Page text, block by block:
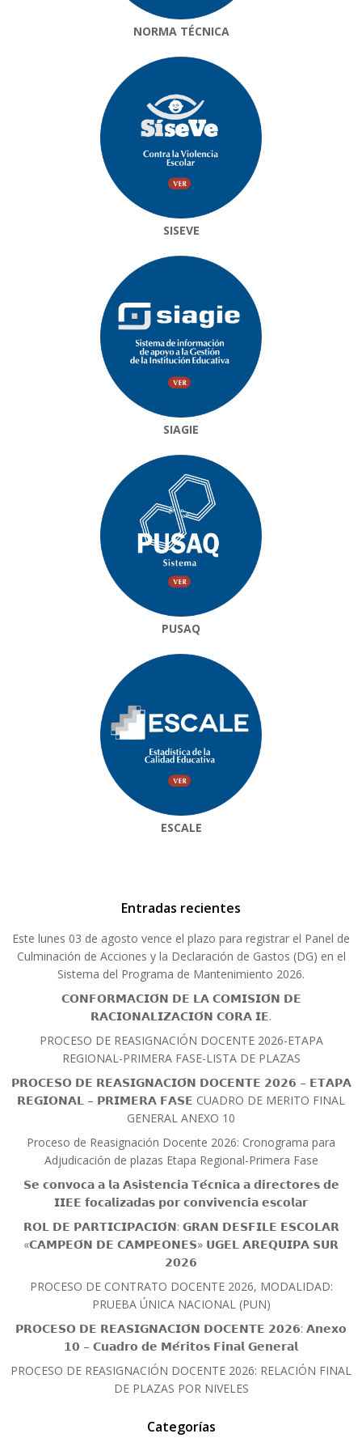
NORMA TÉCNICA
SISEVE
SIAGIE
PUSAQ
ESCALE
Entradas recientes
Este lunes 03 de agosto vence el plazo para registrar el Panel de
Culminación de Acciones y la Declaración de Gastos (DG) en el
Sistema del Programa de Mantenimiento 2026.
𝗖𝗢𝗡𝗙𝗢𝗥𝗠𝗔𝗖𝗜𝗢́𝗡 𝗗𝗘 𝗟𝗔 𝗖𝗢𝗠𝗜𝗦𝗜𝗢́𝗡 𝗗𝗘
𝗥𝗔𝗖𝗜𝗢𝗡𝗔𝗟𝗜𝗭𝗔𝗖𝗜𝗢́𝗡 𝗖𝗢𝗥𝗔 𝗜𝗘.
PROCESO DE REASIGNACIÓN DOCENTE 2026-ETAPA
REGIONAL-PRIMERA FASE-LISTA DE PLAZAS
𝗣𝗥𝗢𝗖𝗘𝗦𝗢 𝗗𝗘 𝗥𝗘𝗔𝗦𝗜𝗚𝗡𝗔𝗖𝗜𝗢́𝗡 𝗗𝗢𝗖𝗘𝗡𝗧𝗘 𝟮𝟬𝟮𝟲 – 𝗘𝗧𝗔𝗣𝗔
𝗥𝗘𝗚𝗜𝗢𝗡𝗔𝗟 – 𝗣𝗥𝗜𝗠𝗘𝗥𝗔 𝗙𝗔𝗦𝗘 CUADRO DE MERITO FINAL
GENERAL ANEXO 10
Proceso de Reasignación Docente 2026: Cronograma para
Adjudicación de plazas Etapa Regional-Primera Fase
𝗦𝗲 𝗰𝗼𝗻𝘃𝗼𝗰𝗮 𝗮 𝗹𝗮 𝗔𝘀𝗶𝘀𝘁𝗲𝗻𝗰𝗶𝗮 𝗧𝗲́𝗰𝗻𝗶𝗰𝗮 𝗮 𝗱𝗶𝗿𝗲𝗰𝘁𝗼𝗿𝗲𝘀 𝗱𝗲
𝗜𝗜𝗘𝗘 𝗳𝗼𝗰𝗮𝗹𝗶𝘇𝗮𝗱𝗮𝘀 𝗽𝗼𝗿 𝗰𝗼𝗻𝘃𝗶𝘃𝗲𝗻𝗰𝗶𝗮 𝗲𝘀𝗰𝗼𝗹𝗮𝗿
𝗥𝗢𝗟 𝗗𝗘 𝗣𝗔𝗥𝗧𝗜𝗖𝗜𝗣𝗔𝗖𝗜𝗢́𝗡: 𝗚𝗥𝗔𝗡 𝗗𝗘𝗦𝗙𝗜𝗟𝗘 𝗘𝗦𝗖𝗢𝗟𝗔𝗥
«𝗖𝗔𝗠𝗣𝗘𝗢́𝗡 𝗗𝗘 𝗖𝗔𝗠𝗣𝗘𝗢𝗡𝗘𝗦» 𝗨𝗚𝗘𝗟 𝗔𝗥𝗘𝗤𝗨𝗜𝗣𝗔 𝗦𝗨𝗥
𝟮𝟬𝟮𝟲
PROCESO DE CONTRATO DOCENTE 2026, MODALIDAD:
PRUEBA ÚNICA NACIONAL (PUN)
𝗣𝗥𝗢𝗖𝗘𝗦𝗢 𝗗𝗘 𝗥𝗘𝗔𝗦𝗜𝗚𝗡𝗔𝗖𝗜𝗢́𝗡 𝗗𝗢𝗖𝗘𝗡𝗧𝗘 𝟮𝟬𝟮𝟲: 𝗔𝗻𝗲𝘅𝗼
𝟭𝟬 – 𝗖𝘂𝗮𝗱𝗿𝗼 𝗱𝗲 𝗠𝗲́𝗿𝗶𝘁𝗼𝘀 𝗙𝗶𝗻𝗮𝗹 𝗚𝗲𝗻𝗲𝗿𝗮𝗹
PROCESO DE REASIGNACIÓN DOCENTE 2026: RELACIÓN FINAL
DE PLAZAS POR NIVELES
Categorías